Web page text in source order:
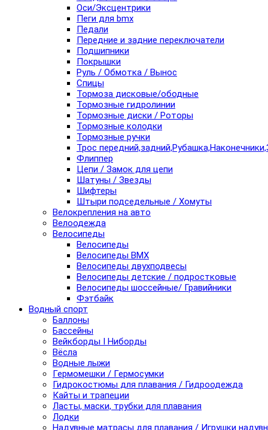
Оси/Эксцентрики
Пеги для bmx
Педали
Передние и задние переключатели
Подшипники
Покрышки
Руль / Обмотка / Вынос
Спицы
Тормоза дисковые/ободные
Тормозные гидролинии
Тормозные диски / Роторы
Тормозные колодки
Тормозные ручки
Трос
Флиппер
Цепи / Замок для цепи
Шатуны / Звезды
Шифтеры
Штыри подседельные / Хомуты
Велокрепления на авто
Велоодежда
Велосипеды
Велосипеды
Велосипеды BMX
Велосипеды двухподвесы
Велосипеды детские / подростковые
Велосипеды шоссейные/ Гравийники
Фэтбайк
Водный спорт
Баллоны
Бассейны
Вейкборды I Ниборды
Вёсла
Водные лыжи
Гермомешки / Гермосумки
Гидрокостюмы для плавания / Гидроодежда
Кайты и трапеции
Ласты, маски, трубки для плавания
Лодки
Надувные матрасы для плавания / Игрушки